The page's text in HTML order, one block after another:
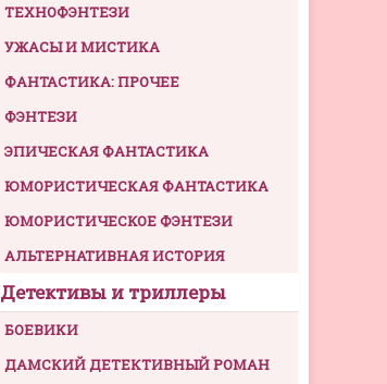
ТЕХНОФЭНТЕЗИ
УЖАСЫ И МИСТИКА
ФАНТАСТИКА: ПРОЧЕЕ
ФЭНТЕЗИ
ЭПИЧЕСКАЯ ФАНТАСТИКА
ЮМОРИСТИЧЕСКАЯ ФАНТАСТИКА
ЮМОРИСТИЧЕСКОЕ ФЭНТЕЗИ
АЛЬТЕРНАТИВНАЯ ИСТОРИЯ
Детективы и триллеры
БОЕВИКИ
ДАМСКИЙ ДЕТЕКТИВНЫЙ РОМАН